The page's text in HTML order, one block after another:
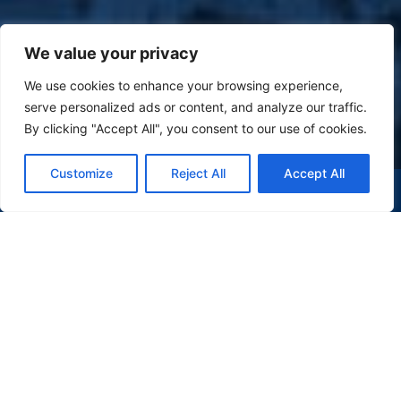
We value your privacy
We use cookies to enhance your browsing experience,
serve personalized ads or content, and analyze our traffic.
By clicking "Accept All", you consent to our use of cookies.
Customize Reject All Accept All
(47) 9 9977-7630